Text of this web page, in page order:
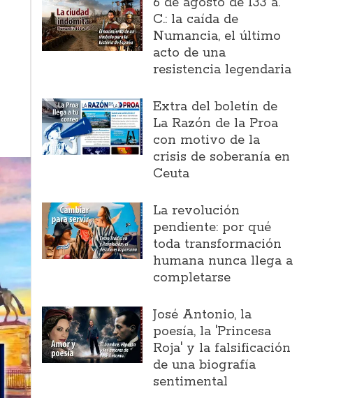
C.: la caída de
Numancia, el último
acto de una
resistencia legendaria
Extra del boletín de
La Razón de la Proa
con motivo de la
crisis de soberanía en
Ceuta
La revolución
pendiente: por qué
toda transformación
humana nunca llega a
completarse
José Antonio, la
poesía, la 'Princesa
Roja' y la falsificación
de una biografía
sentimental